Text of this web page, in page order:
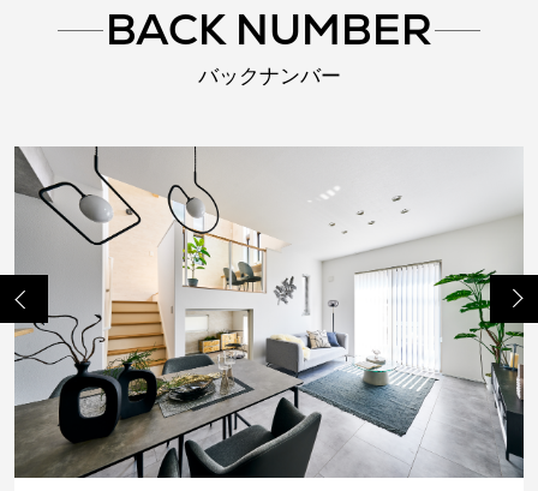
BACK NUMBER
バックナンバー
Previo
us
Next